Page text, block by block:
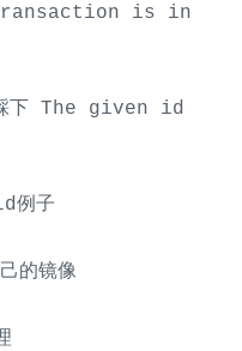
transaction is in
下 The given id
例子
的镜像